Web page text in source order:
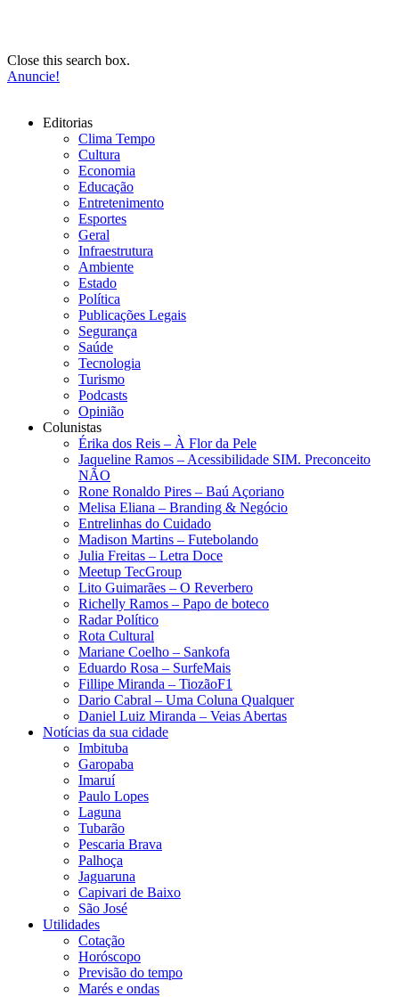
Close this search box.
Anuncie!
Editorias
Clima Tempo
Cultura
Economia
Educação
Entretenimento
Esportes
Geral
Infraestrutura
Ambiente
Estado
Política
Publicações Legais
Segurança
Saúde
Tecnologia
Turismo
Podcasts
Opinião
Colunistas
Érika dos Reis​ – À Flor da Pele
Jaqueline Ramos – Acessibilidade SIM. Preconceito
NÃO
Rone Ronaldo Pires – Baú Açoriano
Melisa Eliana – Branding & Negócio
Entrelinhas do Cuidado
Madison Martins – Futebolando
Julia Freitas​ – Letra Doce
Meetup TecGroup
Lito Guimarães – O Reverbero
Richelly Ramos​ – Papo de boteco
Radar Político
Rota Cultural
Mariane Coelho – Sankofa
Eduardo Rosa​ – SurfeMais
Fillipe Miranda – TiozãoF1
Dario Cabral – Uma Coluna Qualquer
Daniel Luiz Miranda – Veias Abertas
Notícias da sua cidade
Imbituba
Garopaba
Imaruí
Paulo Lopes
Laguna
Tubarão
Pescaria Brava
Palhoça
Jaguaruna
Capivari de Baixo
São José
Utilidades
Cotação
Horóscopo
Previsão do tempo
Marés e ondas